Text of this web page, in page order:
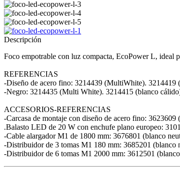
Descripción
Foco empotrable con luz compacta, EcoPower L, ideal
REFERENCIAS
-Diseño de acero fino: 3214439 (MultiWhite). 3214419
-Negro: 3214435 (Multi White). 3214415 (blanco
ACCESORIOS-REFERENCIAS
-Carcasa de montaje con diseño de acero fino: 3623609
.Balasto LED de 20 W con enchufe plano europeo:
-Cable alargador M1 de 1800 mm: 3676801 (blanco
-Distribuidor de 3 tomas M1 180 mm: 3685201 (blanco
-Distribuidor de 6 tomas M1 2000 mm: 3612501